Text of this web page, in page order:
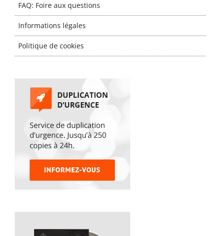
FAQ: Foire aux questions
Informations légales
Politique de cookies